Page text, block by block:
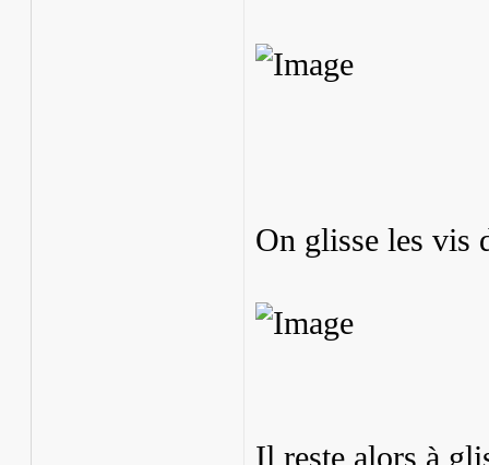
On glisse les vis
Il reste alors à